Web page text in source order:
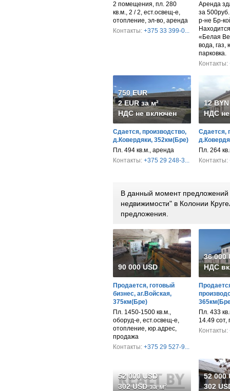
2 помещения, пл. 280
кв.м., 2 / 2, ест.освещ-е,
отопление, эл-во, аренда
Контакты: +375 33 399-0...
Аренда
за
р-не Бр-
«Белая
вода, газ,
парковка.
Контакты:
750 EUR
2 EUR за м²
НДС не включен
Сдается, производство,
д.Ковердяки, 352км(Бре)
Пл. 494 кв.м., аренда
Контакты: +375 29 248-3...
12 BYN
НДС
Сдается,
Пл. 264
Контакты:
В данный момент
недвижимости" в Колонии
предложения.
90 000 USD
Продается, готовый
бизнес, аг.Войская,
375км(Бре)
Пл. 1450-1500 кв.м.,
оборуд-е, ест.освещ-е,
отопление, юр.адрес,
продажа
Контакты: +375 29 527-9...
36 000
НДС
Пл. 433
14.49 сот,
Контакты:
52 000 USD
302 USD за м²
52 000
302